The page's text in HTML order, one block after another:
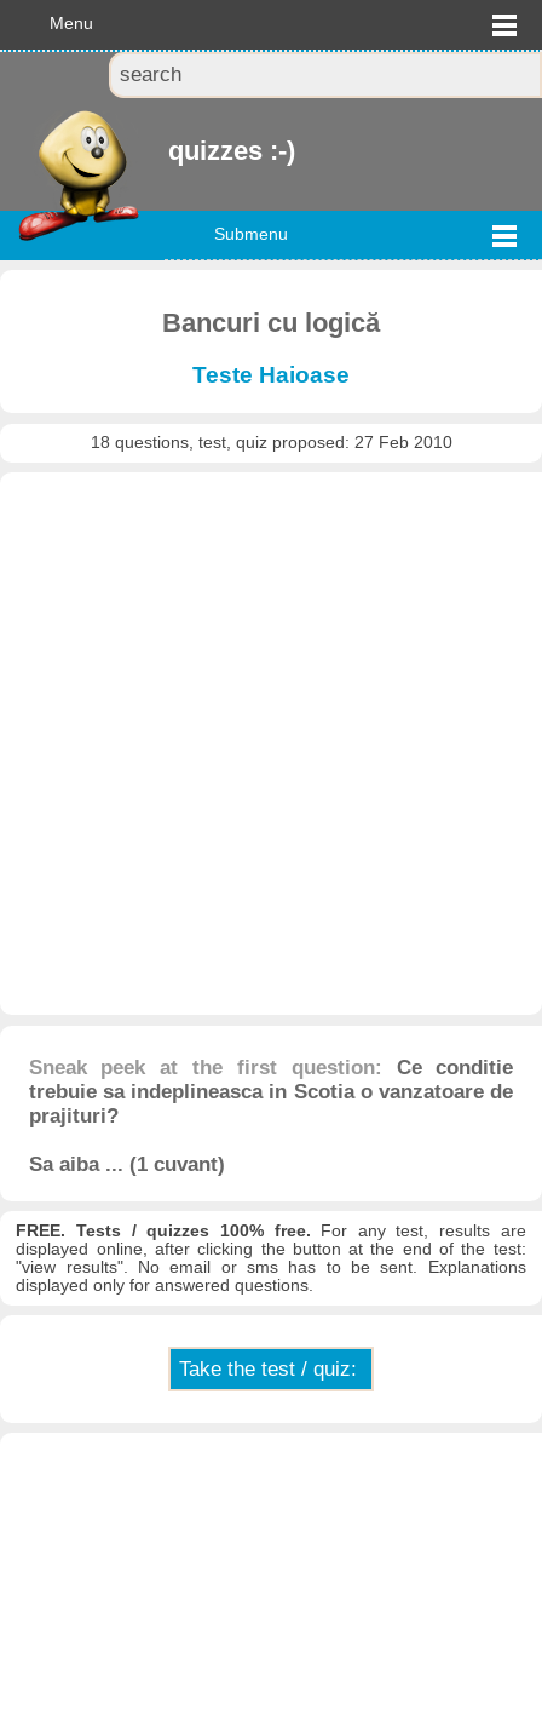
Menu
quizzes :-)
Submenu
Bancuri cu logică
Teste Haioase
18 questions, test, quiz proposed: 27 Feb 2010
Sneak peek at the first question: Ce conditie
trebuie sa indeplineasca in Scotia o vanzatoare de
prajituri?
Sa aiba ... (1 cuvant)
FREE. Tests / quizzes 100% free. For any test, results are
displayed online, after clicking the button at the end of the test:
"view results". No email or sms has to be sent. Explanations
displayed only for answered questions.